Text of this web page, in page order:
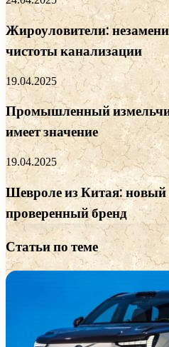
Жироуловители:
чистоты канализации
19.04.2025
Промышленный
имеет значение
19.04.2025
Шевроле из Китая: новый
проверенный бренд
Статьи по теме